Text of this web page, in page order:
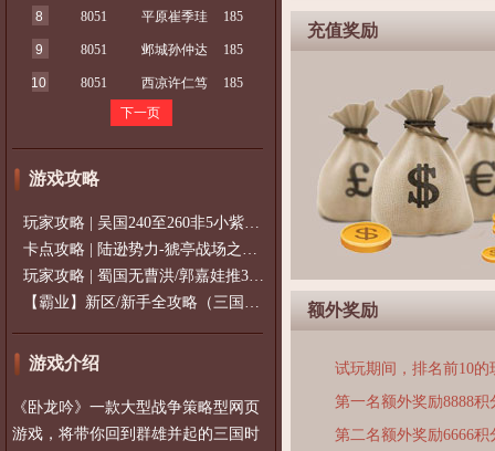
8 8051 平原崔季珪 185
9 8051 邺城孙仲达 185
10 8051 西凉许仁笃
185
下一页
游戏攻略
玩家攻略 | 吴国240至260非5小紫过策免
卡点攻略 | 陆逊势力-猇亭战场之陆逊
玩家攻略 | 蜀国无曹洪/郭嘉娃推375级，
【霸业】新区/新手全攻略（三国通用）2
游戏介绍
《卧龙吟》一款大型战争策略型网页
游戏，将带你回到群雄并起的三国时
充值奖励
额外奖励
试玩期间，排名前10
第一名额外奖励8888积
第二名额外奖励6666积